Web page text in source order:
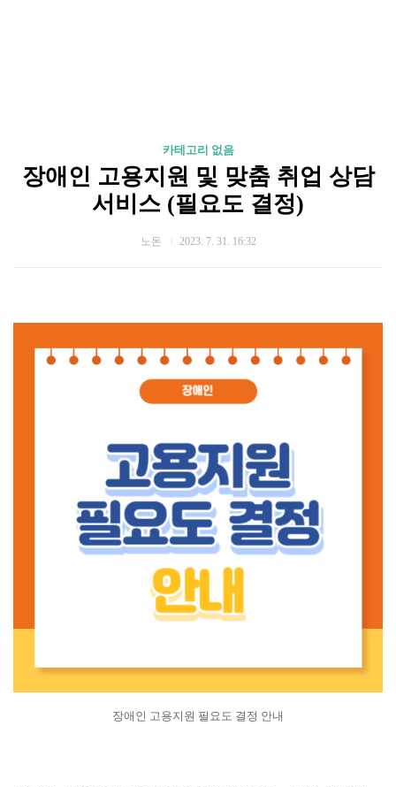
카테고리 없음
장애인 고용지원 및 맞춤 취업 상담
서비스 (필요도 결정)
노돈 2023. 7. 31. 16:32
장애인 고용지원 필요도 결정 안내